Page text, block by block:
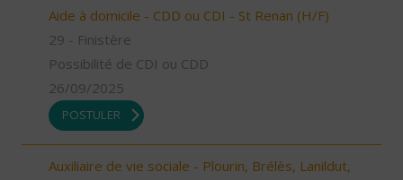
Aide à domicile - CDD ou CDI - St Renan (H/F)
29 - Finistère
Possibilité de CDI ou CDD
26/09/2025
POSTULER
Auxiliaire de vie sociale - Plourin, Brélès, Lanildut,